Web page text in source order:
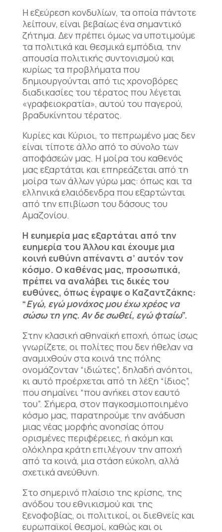
Η εξεύρεση κονδυλίων, τα οποία πάντοτε
λείπουν, είναι βεβαίως ένα σημαντικό
ζήτημα. Δεν πρέπει όμως να υποτιμούμε
τα πολιτικά και θεσμικά εμπόδια, την
απουσία πολιτικής συντονισμού και
κυρίως τα προβλήματα που
δημιουργούνται από τις χρονοβόρες
διαδικασίες του τέρατος που λέγεται
«γραφειοκρατία», αυτού του παγερού,
βραδυκίνητου τέρατος.
Κυρίες και Κύριοι, το πεπρωμένο μας δεν
είναι τίποτε άλλο από το σύνολο των
αποφάσεών μας. Η μοίρα του καθενός
μας εξαρτάται και επηρεάζεται από τη
μοίρα των άλλων γύρω μας: όπως και τα
ελληνικά ελαιόδενδρα που εξαρτώνται
από την επιβίωση του δάσους του
Αμαζονίου.
Η ευημερία μας εξαρτάται από την
ευημερία του Άλλου και έχουμε μια
κοινή ευθύνη απέναντι σ’ αυτόν τον
κόσμο. Ο καθένας μας, προσωπικά,
πρέπει να αναλάβει τις δικές του
ευθύνες, όπως έγραψε ο Καζαντζάκης:
“Εγώ, εγώ μονάχος μου έχω χρέος να
σώσω τη γης. Αν δε σωθεί, εγώ φταίω”.
Στην κλασική αθηναϊκή εποχή, όπως ίσως
γνωρίζετε, οι πολίτες που δεν ήθελαν να
αναμιχθούν στα κοινά της πόλης
ονομάζονταν “ιδιώτες”, δηλαδή ανόητοι,
κι αυτό προέρχεται από τη λέξη “ίδιος”,
που σημαίνει “που ανήκει στον εαυτό
του”. Σήμερα, στον παγκοσμιοποιημένο
κόσμο μας, παρατηρούμε την ανάδυση
μιας νέας μορφής ανοησίας όπου
ορισμένες περιφέρειες, ή ακόμη και
ολόκληρα κράτη επιλέγουν την αποχή
από τα κοινά, μια στάση εύκολη, αλλά
σχετικά ανεύθυνη.
Στο σημερινό πλαίσιο της κρίσης, της
ανόδου του εθνικισμού και της
ξενοφοβίας, οι πολιτικοί, οι διεθνείς και
ευρωπαϊκοί θεσμοί, καθώς και οι